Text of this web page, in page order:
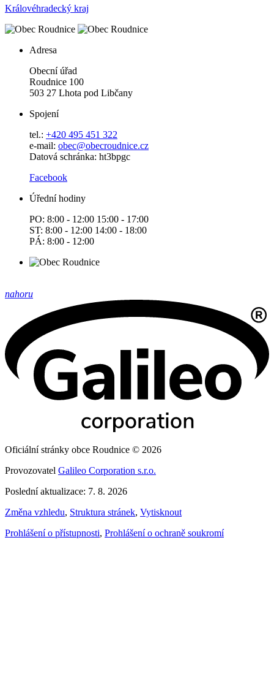
Královéhradecký kraj
Adresa
Obecní úřad
Roudnice 100
503 27 Lhota pod Libčany
Spojení
tel.: +420 495 451 322
e-mail: obec@obecroudnice.cz
Datová schránka: ht3bpgc
Facebook
Úřední hodiny
PO: 8:00 - 12:00 15:00 - 17:00
ST: 8:00 - 12:00 14:00 - 18:00
PÁ: 8:00 - 12:00
nahoru
Oficiální stránky obce Roudnice © 2026
Provozovatel Galileo Corporation s.r.o.
Poslední aktualizace: 7. 8. 2026
Změna vzhledu, Struktura stránek, Vytisknout
Prohlášení o přístupnosti, Prohlášení o ochraně soukromí